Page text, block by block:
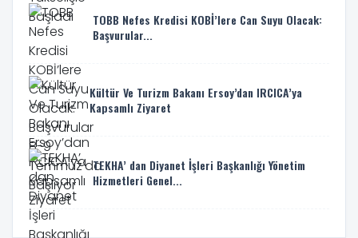
TOBB Nefes Kredisi KOBİ’lere Can Suyu Olacak:
Başvurular...
Kültür Ve Turizm Bakanı Ersoy’dan IRCICA’ya
Kapsamlı Ziyaret
TEKHA’ dan Diyanet İşleri Başkanlığı Yönetim
Hizmetleri Genel...